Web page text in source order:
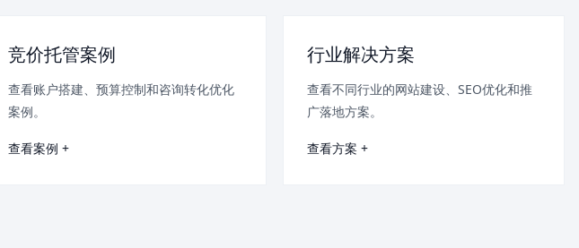
竞价托管案例
查看账户搭建、预算控制和咨询转化优化
案例。
查看案例 +
行业解决方案
查看不同行业的网站建设、SEO优化和推
广落地方案。
查看方案 +